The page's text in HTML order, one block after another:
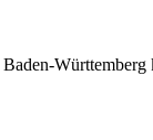
Baden-Württemberg